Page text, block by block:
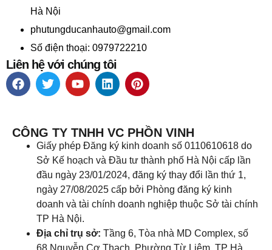
Hà Nội
phutungducanhauto@gmail.com
Số điện thoại: 0979722210
Liên hệ với chúng tôi
CÔNG TY TNHH VC PHỒN VINH
Giấy phép Đăng ký kinh doanh số 0110610618 do
Sở Kế hoạch và Đầu tư thành phố Hà Nội cấp lần
đầu ngày 23/01/2024, đăng ký thay đổi lần thứ 1,
ngày 27/08/2025 cấp bởi Phòng đăng ký kinh
doanh và tài chính doanh nghiệp thuộc Sở tài chính
TP Hà Nội.
Địa chỉ trụ sở: Tầng 6, Tòa nhà MD Complex, số